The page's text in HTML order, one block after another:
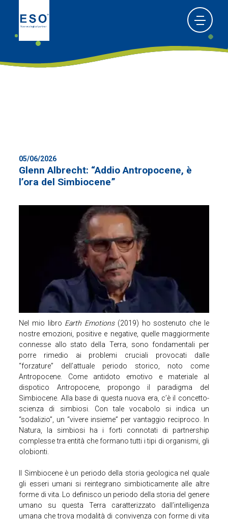
05/06/2026
Glenn Albrecht: “Addio Antropocene, è
l’ora del Simbiocene”
Nel mio libro Earth Emotions(2019) ho sostenuto che le
nostre emozioni, positive e negative, quelle maggiormente
connesse allo stato della Terra, sono fondamentali per
porre rimedio ai problemi cruciali provocati dalle
“forzature” dell’attuale periodo storico, noto come
Antropocene. Come antidoto emotivo e materiale al
dispotico Antropocene, propongo il paradigma del
Simbiocene. Alla base di questa nuova era, c’è il concetto-
scienza di simbiosi. Con tale vocabolo si indica un
“sodalizio”, un “vivere insieme” per vantaggio reciproco. In
Natura, la simbiosi ha i forti connotati di partnership
complesse tra entità che formano tutti i tipi di organismi, gli
olobionti.
Il Simbiocene è un periodo della storia geologica nel quale
gli esseri umani si reintegrano simbioticamente alle altre
forme di vita. Lo definisco un periodo della storia del genere
umano su questa Terra caratterizzato dall’intelligenza
umana che trova modalità di convivenza con forme di vita